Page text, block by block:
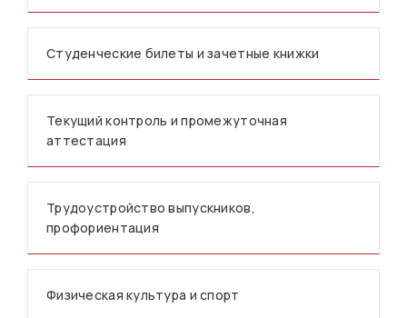
Студенческие билеты и зачетные книжки
Текущий контроль и промежуточная
аттестация
Трудоустройство выпускников,
профориентация
Физическая культура и спорт